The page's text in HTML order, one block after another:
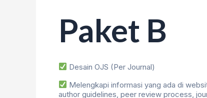
Paket B
Desain OJS (Per Journal)
Melengkapi informasi yang ada di
author guidelines, peer review process,